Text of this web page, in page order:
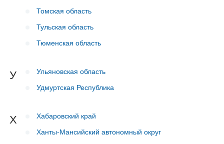
Томская область
Тульская область
Тюменская область
У
Ульяновская область
Удмуртская Республика
Х
Хабаровский край
Ханты-Мансийский автономный округ